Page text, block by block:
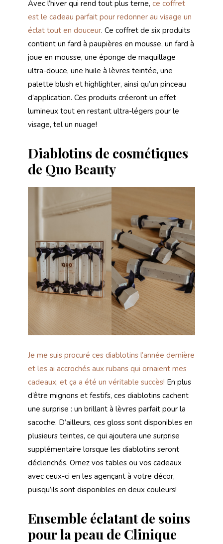
Avec l’hiver qui rend tout plus terne, ce coffret
est le cadeau parfait pour redonner au visage un
éclat tout en douceur. Ce coffret de six produits
contient un fard à paupières en mousse, un fard à
joue en mousse, une éponge de maquillage
ultra-douce, une huile à lèvres teintée, une
palette blush et highlighter, ainsi qu’un pinceau
d’application. Ces produits créeront un effet
lumineux tout en restant ultra-légers pour le
visage, tel un nuage!
Diablotins de cosmétiques
de Quo Beauty
Je me suis procuré ces diablotins l’année dernière
et les ai accrochés aux rubans qui ornaient mes
cadeaux, et ça a été un véritable succès! En plus
d’être mignons et festifs, ces diablotins cachent
une surprise : un brillant à lèvres parfait pour la
sacoche. D’ailleurs, ces gloss sont disponibles en
plusieurs teintes, ce qui ajoutera une surprise
supplémentaire lorsque les diablotins seront
déclenchés. Ornez vos tables ou vos cadeaux
avec ceux-ci en les agençant à votre décor,
puisqu’ils sont disponibles en deux couleurs!
Ensemble éclatant de soins
pour la peau de Clinique